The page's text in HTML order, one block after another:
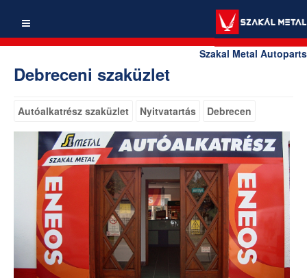
Szakal Metal Autoparts
Debreceni szaküzlet
Autóalkatrész szaküzlet Nyitvatartás Debrecen